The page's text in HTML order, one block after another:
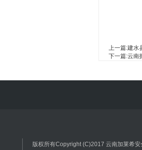
上一篇:建水
下一篇:云南
版权所有Copyright (C)2017 云南加莱希